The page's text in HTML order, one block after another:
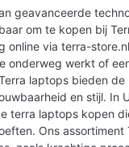
geavanceerde
om te kopen bij
online via terra-
onderweg werkt of
laptops bieden
en stijl. In
terra laptops kopen
Ons